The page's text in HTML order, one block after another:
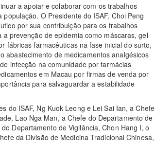
a apoiar e colaborar com os trabalhos
O Presidente do ISAF, Choi Peng
por sua contribuição para os trabalhos
prevenção de epidemia como máscaras, gel
fábricas farmacêuticas na fase inicial do surto,
abastecimento de medicamentos analgésicos
infecção na comunidade por farmácias
em Macau por firmas de venda por
para salvaguardar a estabilidade
do ISAF, Ng Kuok Leong e Lei Sai Ian, a Chefe
Lao Nga Man, a Chefe do Departamento de
Departamento de Vigilância, Chon Hang I, o
da Divisão de Medicina Tradicional Chinesa,